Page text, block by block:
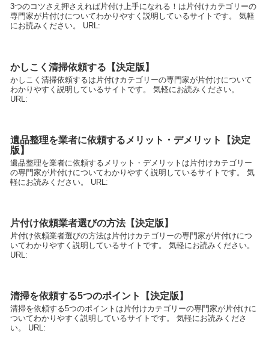
3つのコツさえ押さえれば片付け上手になれる！は片付けカテゴリーの
専門家が片付けについてわかりやすく説明しているサイトです。 気軽
にお読みください。 URL:
かしこく清掃依頼する【決定版】
かしこく清掃依頼するは片付けカテゴリーの専門家が片付けについて
わかりやすく説明しているサイトです。 気軽にお読みください。
URL:
遺品整理を業者に依頼するメリット・デメリット【決定
版】
遺品整理を業者に依頼するメリット・デメリットは片付けカテゴリー
の専門家が片付けについてわかりやすく説明しているサイトです。 気
軽にお読みください。 URL:
片付け依頼業者選びの方法【決定版】
片付け依頼業者選びの方法は片付けカテゴリーの専門家が片付けにつ
いてわかりやすく説明しているサイトです。 気軽にお読みください。
URL:
清掃を依頼する5つのポイント【決定版】
清掃を依頼する5つのポイントは片付けカテゴリーの専門家が片付けに
ついてわかりやすく説明しているサイトです。 気軽にお読みくださ
い。 URL: